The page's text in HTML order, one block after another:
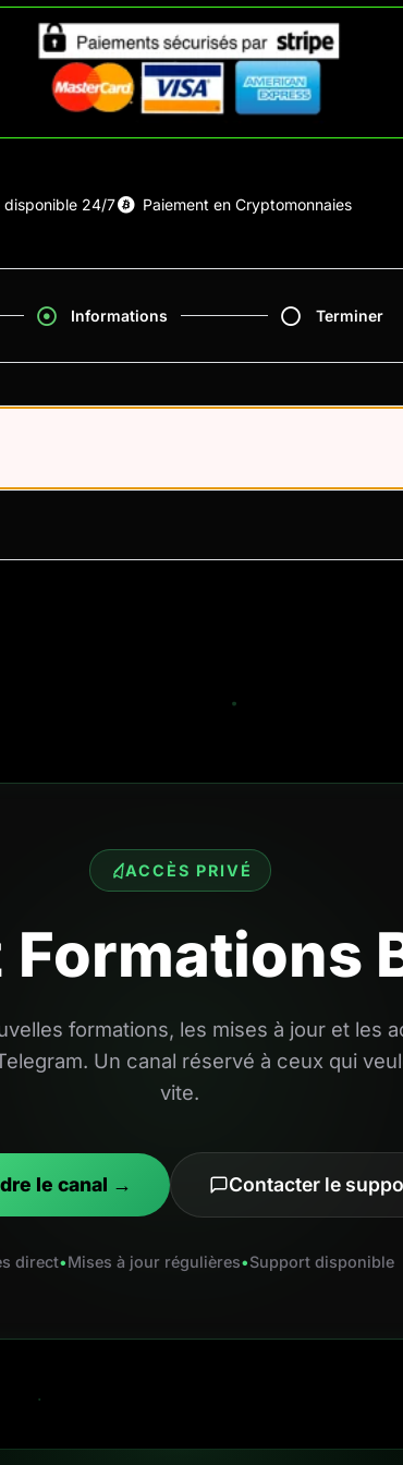
disponible 24/7 Paiement en Cryptomonnaies
Informations Terminer
ACCÈS PRIVÉ
Formations
formations, les mises à jour et les
Un canal réservé à ceux qui
vite.
le canal → Contacter le
direct•Mises à jour régulières•Support disponible